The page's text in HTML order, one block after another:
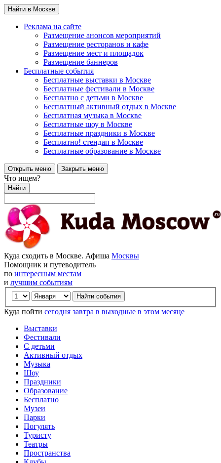
Найти в Москве
Реклама на сайте
Размещение анонсов мероприятий
Размещение ресторанов и кафе
Размещение мест и площадок
Размещение баннеров
Бесплатные события
Бесплатные выставки в Москве
Бесплатные фестивали в Москве
Бесплатно с детьми в Москве
Бесплатный активный отдых в Москве
Бесплатная музыка в Москве
Бесплатные шоу в Москве
Бесплатные праздники в Москве
Бесплатно! стендап в Москве
Бесплатные образование в Москве
Открыть меню Закрыть меню
Что ищем?
Найти
Куда сходить в Москве. Афиша Москвы
Помощник и путеводитель
по интересным местам
и лучшим событиям
Куда пойти сегодня завтра в выходные в этом месяце
Выставки
Фестивали
С детьми
Активный отдых
Музыка
Шоу
Праздники
Образование
Бесплатно
Музеи
Парки
Погулять
Туристу
Театры
Пространства